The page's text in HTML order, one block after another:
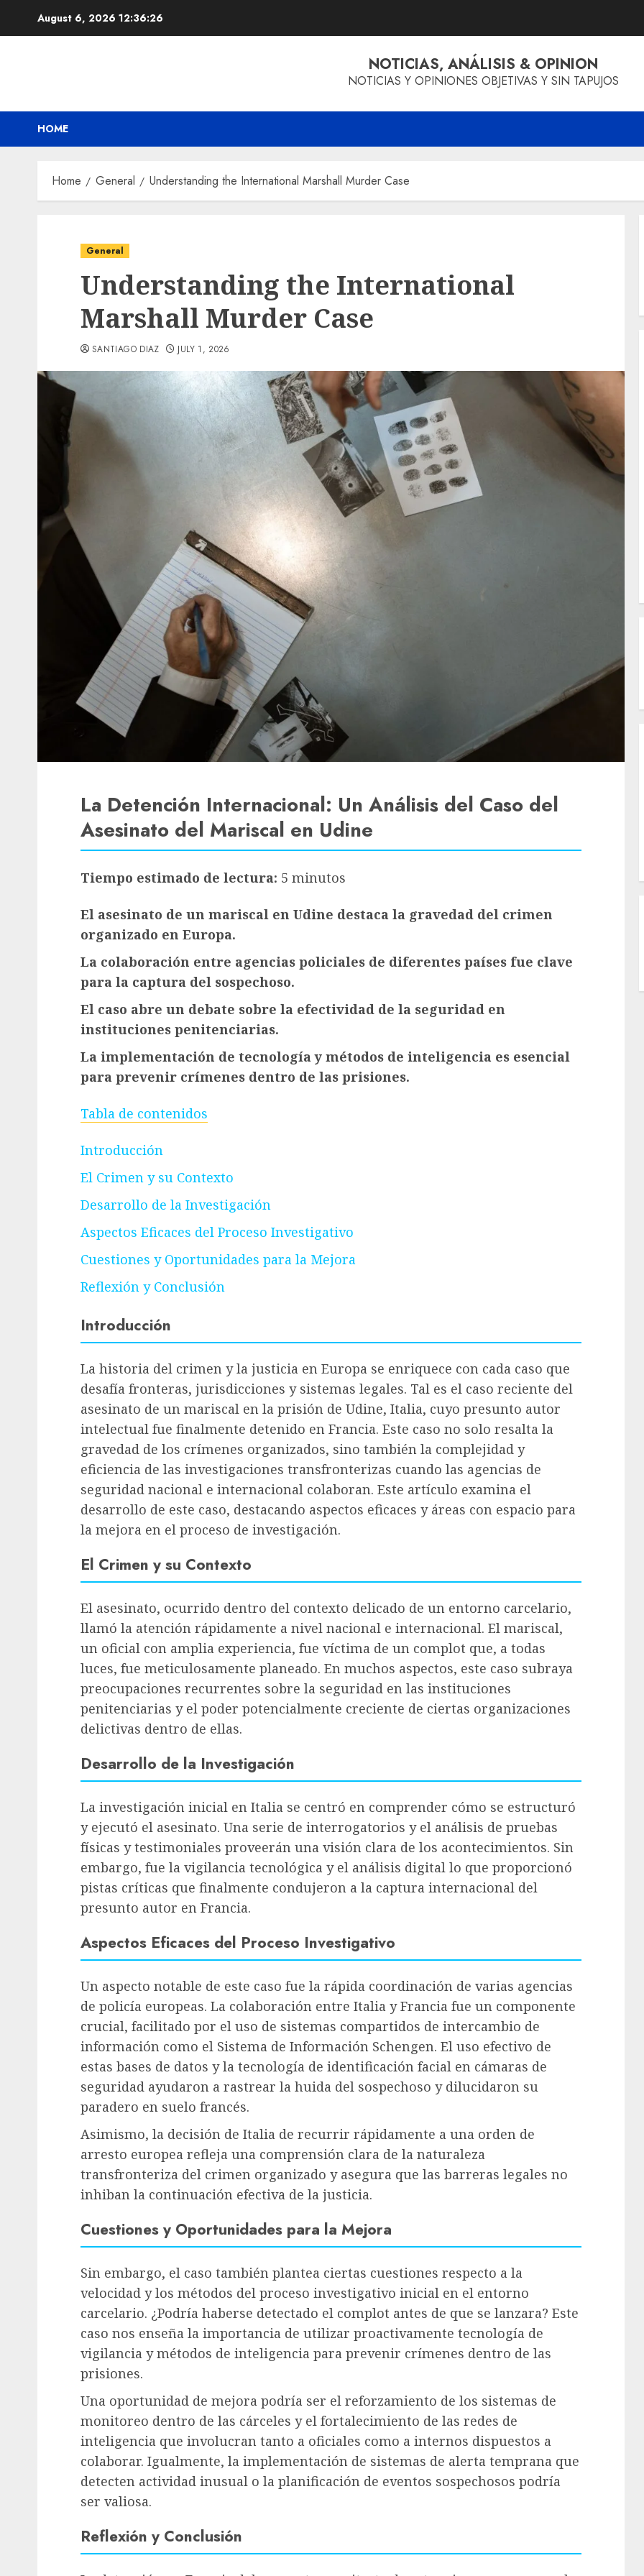
August 6, 2026 12:36:27
NOTICIAS, ANÁLISIS & OPINION
NOTICIAS Y OPINIONES OBJETIVAS Y SIN TAPUJOS
HOME
Home General Understanding the International Marshall Murder Case
General
Understanding the International
Marshall Murder Case
SANTIAGO DIAZ JULY 1, 2026
La Detención Internacional: Un Análisis del Caso del
Asesinato del Mariscal en Udine
Tiempo estimado de lectura: 5 minutos
El asesinato de un mariscal en Udine destaca la gravedad del crimen
organizado en Europa.
La colaboración entre agencias policiales de diferentes países fue clave
para la captura del sospechoso.
El caso abre un debate sobre la efectividad de la seguridad en
instituciones penitenciarias.
La implementación de tecnología y métodos de inteligencia es esencial
para prevenir crímenes dentro de las prisiones.
Tabla de contenidos
Introducción
El Crimen y su Contexto
Desarrollo de la Investigación
Aspectos Eficaces del Proceso Investigativo
Cuestiones y Oportunidades para la Mejora
Reflexión y Conclusión
Introducción
La historia del crimen y la justicia en Europa se enriquece con cada caso que
desafía fronteras, jurisdicciones y sistemas legales. Tal es el caso reciente del
asesinato de un mariscal en la prisión de Udine, Italia, cuyo presunto autor
intelectual fue finalmente detenido en Francia. Este caso no solo resalta la
gravedad de los crímenes organizados, sino también la complejidad y
eficiencia de las investigaciones transfronterizas cuando las agencias de
seguridad nacional e internacional colaboran. Este artículo examina el
desarrollo de este caso, destacando aspectos eficaces y áreas con espacio para
la mejora en el proceso de investigación.
El Crimen y su Contexto
El asesinato, ocurrido dentro del contexto delicado de un entorno carcelario,
llamó la atención rápidamente a nivel nacional e internacional. El mariscal,
un oficial con amplia experiencia, fue víctima de un complot que, a todas
luces, fue meticulosamente planeado. En muchos aspectos, este caso subraya
preocupaciones recurrentes sobre la seguridad en las instituciones
penitenciarias y el poder potencialmente creciente de ciertas organizaciones
delictivas dentro de ellas.
Desarrollo de la Investigación
La investigación inicial en Italia se centró en comprender cómo se estructuró
y ejecutó el asesinato. Una serie de interrogatorios y el análisis de pruebas
físicas y testimoniales proveerán una visión clara de los acontecimientos. Sin
embargo, fue la vigilancia tecnológica y el análisis digital lo que proporcionó
pistas críticas que finalmente condujeron a la captura internacional del
presunto autor en Francia.
Aspectos Eficaces del Proceso Investigativo
Un aspecto notable de este caso fue la rápida coordinación de varias agencias
de policía europeas. La colaboración entre Italia y Francia fue un componente
crucial, facilitado por el uso de sistemas compartidos de intercambio de
información como el Sistema de Información Schengen. El uso efectivo de
estas bases de datos y la tecnología de identificación facial en cámaras de
seguridad ayudaron a rastrear la huida del sospechoso y dilucidaron su
paradero en suelo francés.
Asimismo, la decisión de Italia de recurrir rápidamente a una orden de
arresto europea refleja una comprensión clara de la naturaleza
transfronteriza del crimen organizado y asegura que las barreras legales no
inhiban la continuación efectiva de la justicia.
Cuestiones y Oportunidades para la Mejora
Sin embargo, el caso también plantea ciertas cuestiones respecto a la
velocidad y los métodos del proceso investigativo inicial en el entorno
carcelario. ¿Podría haberse detectado el complot antes de que se lanzara? Este
caso nos enseña la importancia de utilizar proactivamente tecnología de
vigilancia y métodos de inteligencia para prevenir crímenes dentro de las
prisiones.
Una oportunidad de mejora podría ser el reforzamiento de los sistemas de
monitoreo dentro de las cárceles y el fortalecimiento de las redes de
inteligencia que involucran tanto a oficiales como a internos dispuestos a
colaborar. Igualmente, la implementación de sistemas de alerta temprana que
detecten actividad inusual o la planificación de eventos sospechosos podría
ser valiosa.
Reflexión y Conclusión